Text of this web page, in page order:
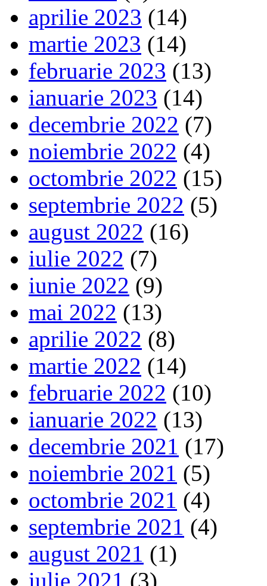
aprilie 2023 (14)
martie 2023 (14)
februarie 2023 (13)
ianuarie 2023 (14)
decembrie 2022 (7)
noiembrie 2022 (4)
octombrie 2022 (15)
septembrie 2022 (5)
august 2022 (16)
iulie 2022 (7)
iunie 2022 (9)
mai 2022 (13)
aprilie 2022 (8)
martie 2022 (14)
februarie 2022 (10)
ianuarie 2022 (13)
decembrie 2021 (17)
noiembrie 2021 (5)
octombrie 2021 (4)
septembrie 2021 (4)
august 2021 (1)
iulie 2021 (3)